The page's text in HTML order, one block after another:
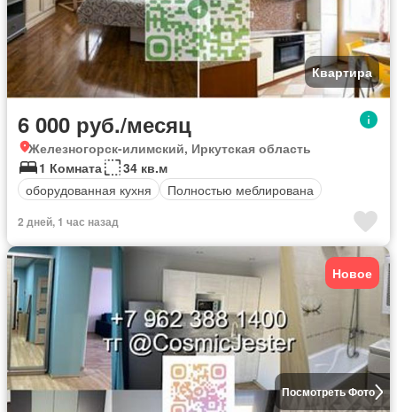
Квартира
6 000 руб./месяц
Железногорск-илимский, Иркутская область
1 Комната
34 кв.м
оборудованная кухня
Полностью меблирована
2 дней, 1 час назад
Посмотреть Фото
Новое